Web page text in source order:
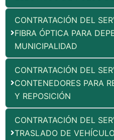
CONTRATACIÓN DEL
FIBRA ÓPTICA PARA
MUNICIPALIDAD
CONTRATACIÓN DEL
CONTENEDORES PARA
Y REPOSICIÓN
CONTRATACIÓN DEL
TRASLADO DE